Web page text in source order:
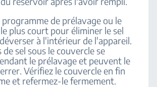
de prélavage ou le
plus court pour éliminer le sel
à l'intérieur de l'appareil.
de sel sous le couvercle se
le prélavage et peuvent le
Vérifiez le couvercle en fin
et refermez-le fermement.